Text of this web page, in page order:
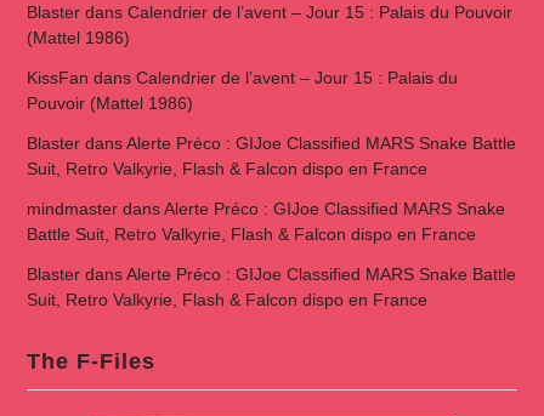
Blasterdans Calendrier de l’avent – Jour 15 : Palais du Pouvoir
(Mattel 1986)
KissFan dans Calendrier de l’avent – Jour 15 : Palais du
Pouvoir (Mattel 1986)
BlasterdansAlerte Préco : GIJoe Classified MARS Snake Battle
Suit, Retro Valkyrie, Flash & Falcon dispo en France
mindmasterdansAlerte Préco : GIJoe Classified MARS Snake
Battle Suit, Retro Valkyrie, Flash & Falcon dispo en France
BlasterdansAlerte Préco : GIJoe Classified MARS Snake Battle
Suit, Retro Valkyrie, Flash & Falcon dispo en France
The F-Files